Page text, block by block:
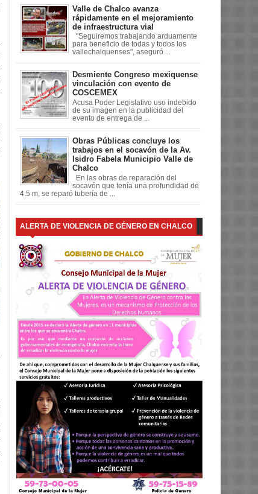
Valle de Chalco avanza
rápidamente en el mejoramiento
de infraestructura vial
"Seguiremos trabajando arduamente
para beneficio de todas y todos los
vallechalquenses", aseguró ...
Desmiente Congreso mexiquense
vinculación con evento de
COSCEMEX
Acusa Poder Legislativo uso indebido
de su imagen en la publicidad del
evento de entrega de ...
Obras Públicas concluye los
trabajos en el socavón de la Av.
Isidro Fabela Municipio Valle de
Chalco
En las obras de reparación del
socavón que tenía una profundidad de
4.5 m, se reparó tubería de ...
ALERTA DE VIOLENCIA DE GÉNERO EN CHALCO